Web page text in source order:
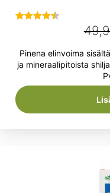
4.50/ 5
Pinena elinvoima
ja mineraalipitoista